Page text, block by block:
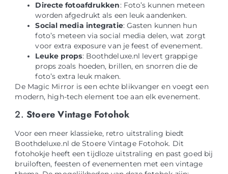
Directe fotoafdrukken: Foto’s kunnen meteen
worden afgedrukt als een leuk aandenken.
Social media integratie: Gasten kunnen hun
foto’s meteen via social media delen, wat zorgt
voor extra exposure van je feest of evenement.
Leuke props: Boothdeluxe.nl levert grappige
props zoals hoeden, brillen, en snorren die de
foto’s extra leuk maken.
De Magic Mirror is een echte blikvanger en voegt een
modern, high-tech element toe aan elk evenement.
2.Stoere Vintage Fotohok
Voor een meer klassieke, retro uitstraling biedt
Boothdeluxe.nl de Stoere Vintage Fotohok. Dit
fotohokje heeft een tijdloze uitstraling en past goed bij
bruiloften, feesten of evenementen met een vintage